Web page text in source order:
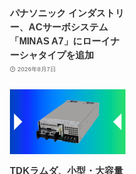
パナソニック インダストリ
ー、ACサーボシステム
「MINAS A7」にローイナ
ーシャタイプを追加
2026年8月7日
TDKラムダ、小型・大容量